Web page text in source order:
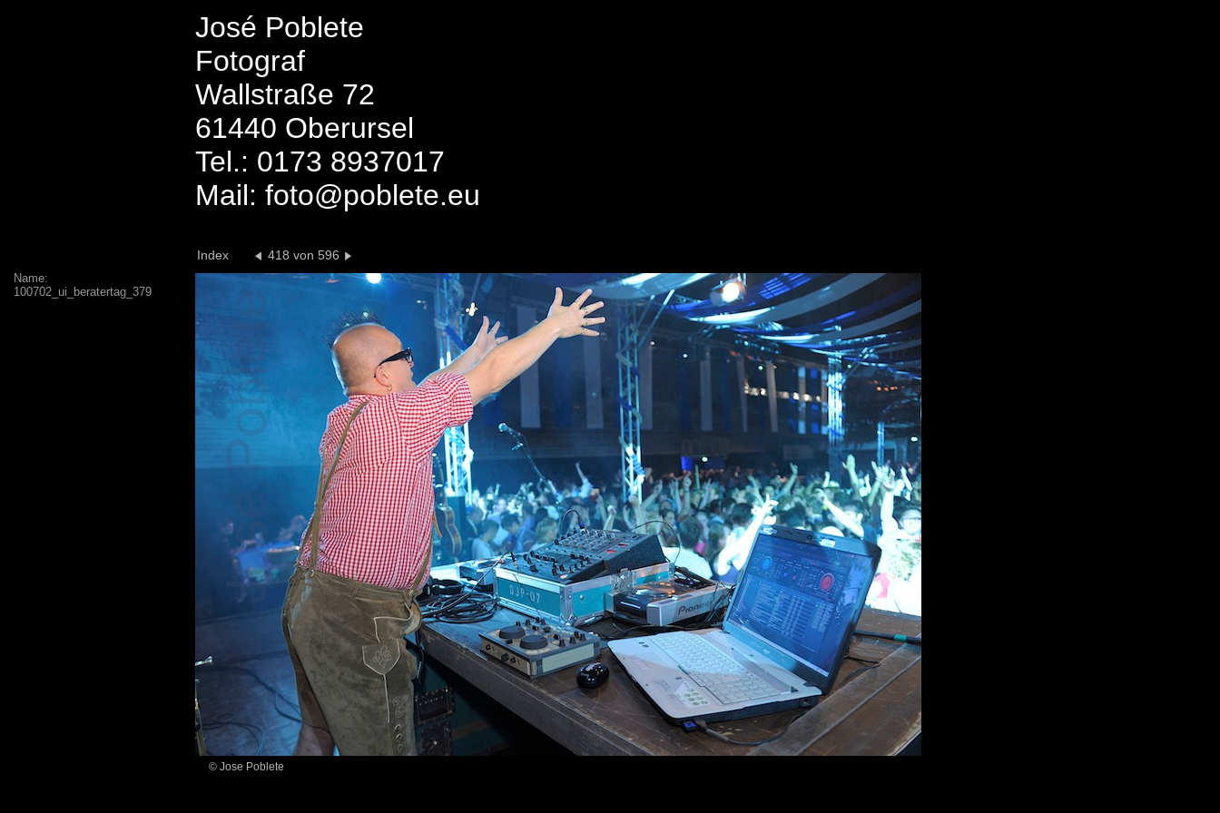
José Poblete
Fotograf
Wallstraße 72
61440 Oberursel
Tel.: 0173 8937017
Mail: foto@poblete.eu
Index 418 von 596
Name:
100702_ui_beratertag_379
© Jose Poblete